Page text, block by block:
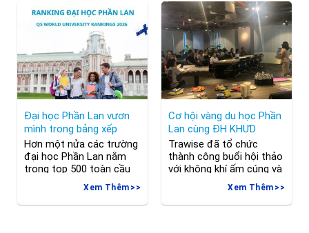
ngày 6.11 vừa rồi. Các
Phụ huynh và học sinh
tham gia chương trình đã
được cập nhật các thông
tin mới
hơn. Và màu xanh LAMK
mang tới – vì môi trường,
nơi đổi mới sáng tạo
mang đến nhiều
Đại học Phần Lan vươn
mình trong bảng xếp
hạng QS 2026
Hơn một nửa các trường
đại học Phần Lan nằm
trong top 500 toàn cầu
Du học Trawise – Đại
diện tuyển sinh chính
thức các trường đại học
Xem Thêm
Cơ hội vàng du học Phần
Lan cùng ĐH KHƯD
SAMK, ĐH KHƯD HAMK
và ĐH KHƯD Haaga Helia
Trawise đã tổ chức
thành công buổi hội thảo
với không khí ấm cúng và
thân thiện cùng các bậc
Phụ huynh, và các bạn
học sinh, sinh viên tại
Xem Thêm